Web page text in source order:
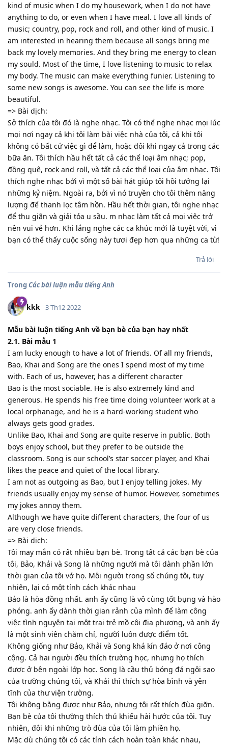
kind of music when I do my housework, when I do not have
anything to do, or even when I have meal. I love all kinds of
music; country, pop, rock and roll, and other kind of music. I
am interested in hearing them because all songs bring me
back my lovely memories. And they bring me energy to clean
my sould. Most of the time, I love listening to music to relax
my body. The music can make everything funier. Listening to
some new songs is awesome. You can see the life is more
beautiful.
=> Bài dịch:
Sở thích của tôi đó là nghe nhạc. Tôi có thể nghe nhạc mọi lúc
mọi nơi ngay cả khi tôi làm bài việc nhà của tôi, cả khi tôi
không có bất cứ việc gì để làm, hoặc đôi khi ngay cả trong các
bữa ăn. Tôi thích hầu hết tất cả các thể loại âm nhạc; pop,
đồng quê, rock and roll, và tất cả các thể loại của âm nhạc. Tôi
thích nghe nhạc bởi vì một số bài hát giúp tôi hồi tưởng lại
những kỷ niệm. Ngoài ra, bởi vì nó truyền cho tôi thêm năng
lượng để thanh lọc tâm hồn. Hầu hết thời gian, tôi nghe nhạc
để thu giãn và giải tỏa u sầu. m nhạc làm tất cả mọi việc trở
nên vui vẻ hơn. Khi lắng nghe các ca khúc mới là tuyệt vời, vì
bạn có thể thấy cuộc sống này tươi đẹp hơn qua những ca từ!
Trả lời
TrongCác bài luận mẫu tiếng Anh
kkk 3 Th12 2022
Mẫu bài luận tiếng Anh về bạn bè của bạn hay nhất
2.1. Bài mẫu 1
I am lucky enough to have a lot of friends. Of all my friends,
Bao, Khai and Song are the ones I spend most of my time
with. Each of us, however, has a different character
Bao is the most sociable. He is also extremely kind and
generous. He spends his free time doing volunteer work at a
local orphanage, and he is a hard-working student who
always gets good grades.
Unlike Bao, Khai and Song are quite reserve in public. Both
boys enjoy school, but they prefer to be outside the
classroom. Song is our school’s star soccer player, and Khai
likes the peace and quiet of the local library.
I am not as outgoing as Bao, but I enjoy telling jokes. My
friends usually enjoy my sense of humor. However, sometimes
my jokes annoy them.
Although we have quite different characters, the four of us
are very close friends.
=> Bài dịch:
Tôi may mắn có rất nhiều bạn bè. Trong tất cả các bạn bè của
tôi, Bảo, Khải và Song là những người mà tôi dành phần lớn
thời gian của tôi vớ họ. Mỗi người trong số chúng tôi, tuy
nhiên, lại có một tính cách khác nhau
Bảo là hòa đồng nhất. anh ấy cũng là vô cùng tốt bụng và hào
phóng. anh ấy dành thời gian rảnh của mình để làm công
việc tình nguyện tại một trại trẻ mồ côi địa phương, và anh ấy
là một sinh viên chăm chỉ, người luôn được điểm tốt.
Không giống như Bảo, Khải và Song khá kín đáo ở nơi công
cộng. Cả hai người đều thích trường học, nhưng họ thích
được ở bên ngoài lớp học. Song là cầu thủ bóng đá ngôi sao
của trường chúng tôi, và Khải thì thích sự hòa bình và yên
tĩnh của thư viện trường.
Tôi không bằng được như Bảo, nhưng tôi rất thích đùa giỡn.
Bạn bè của tôi thường thích thú khiếu hài hước của tôi. Tuy
nhiên, đôi khi những trò đùa của tôi làm phiền họ.
Mặc dù chúng tôi có các tính cách hoàn toàn khác nhau,